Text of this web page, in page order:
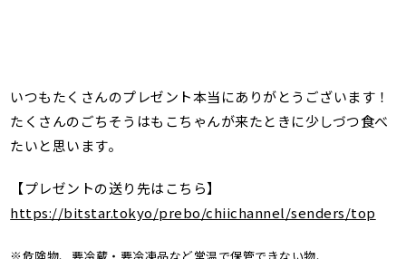
いつもたくさんのプレゼント本当にありがとうございます！
たくさんのごちそうはもこちゃんが来たときに少しづつ食べ
たいと思います。
【プレゼントの送り先はこちら】
https://bitstar.tokyo/prebo/chiichannel/senders/top